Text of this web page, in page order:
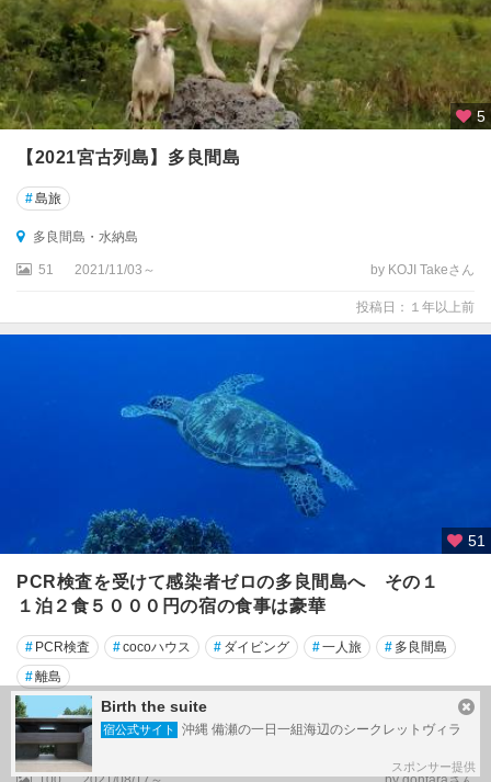
5
【2021宮古列島】多良間島
#島旅
多良間島・水納島
51 2021/11/03～ by KOJI Takeさん
投稿日：１年以上前
51
PCR検査を受けて感染者ゼロの多良間島へ その１
１泊２食５０００円の宿の食事は豪華
# PCR検査 #cocoハウス # ダイビング #一人旅 # 多良間島
#離島
多良間島・水納島
旅行記グループ
Birth the suite
宿公式サイト 沖縄 備瀬の一日一組海辺のシークレットヴィラ
スポンサー提供